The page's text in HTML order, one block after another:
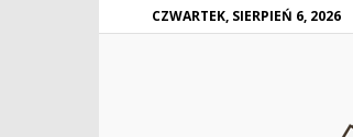
CZWARTEK, SIERPIEŃ 6, 2026